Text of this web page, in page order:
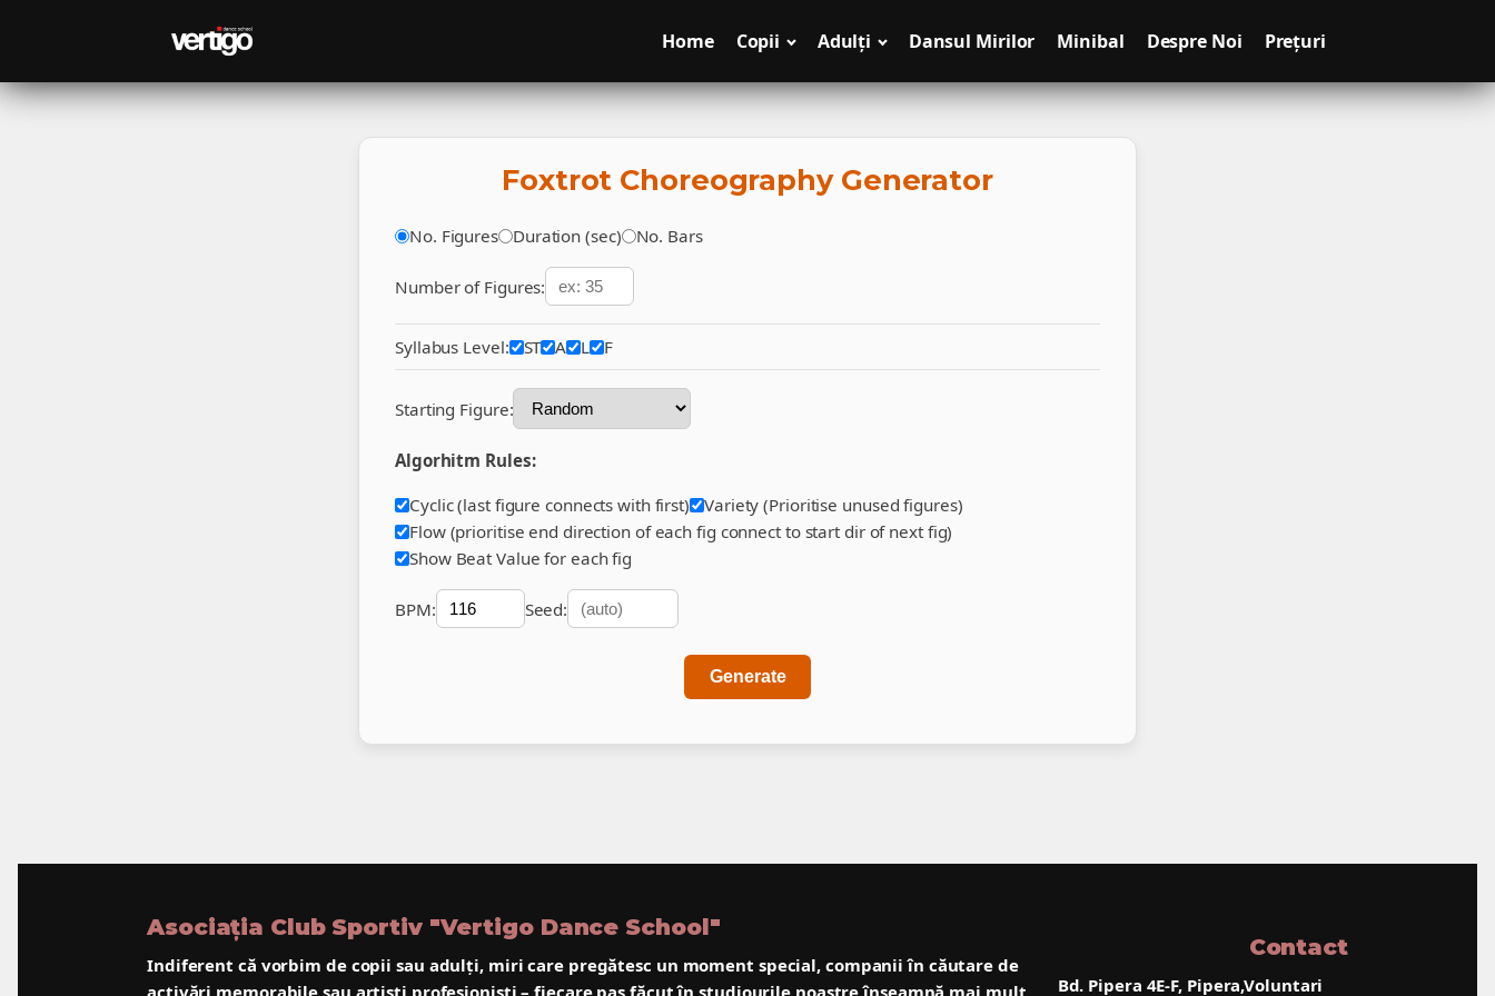
Home Copii Adulți Dansul Mirilor Minibal Despre Noi Prețuri
Foxtrot Choreography Generator
No. Figures Duration (sec) No. Bars
Number of Figures:
Syllabus Level: ST A L F
Starting Figure:
Algorhitm Rules:
Cyclic (last figure connects with first)
Variety (Prioritise unused figures)
Flow (prioritise end direction of each fig connect to start dir of next fig)
Show Beat Value for each fig
BPM: Seed:
Generate
Asociația Club Sportiv "Vertigo Dance School"
Indiferent că vorbim de copii sau adulți, miri care pregătesc un moment special, companii în căutare de
Contact
Bd. Pipera 4E-F, Pipera,Voluntari